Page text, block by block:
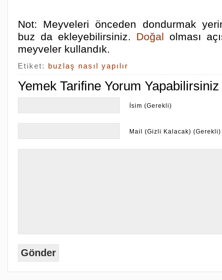
Not: Meyveleri önceden dondurmak
buz da ekleyebilirsiniz. Doğal olması
meyveler kullandık.
Etiket: buzlaş nasıl yapılır
Yemek Tarifine Yorum Yapabilirsiniz
İsim (Gerekli)
Mail (Gizli Kalacak) (Gerekli)